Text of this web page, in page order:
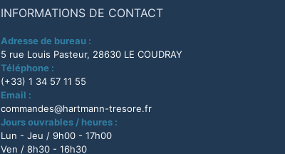
INFORMATIONS DE CONTACT
Adresse de bureau :
5 rue Louis Pasteur, 28630 LE COUDRAY
Téléphone :
(+33) 1 34 57 11 55
Email :
commandes@hartmann-tresore.fr
Jours ouvrables / heures :
Lun - Jeu / 9h00 - 17h00
Ven / 8h30 - 16h30